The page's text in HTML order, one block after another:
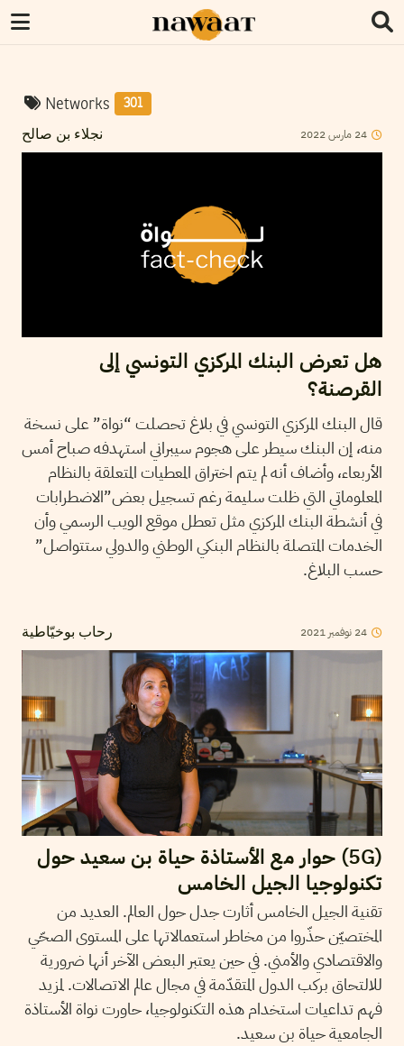
Networks 301
نجلاء بن صالح 24 مارس2022
هل تعرض البنك المركزي التونسي إلى
القرصنة؟
قال البنك المركزي التونسي في بلاغ تحصلت “نواة” على نسخة
منه، إن البنك سيطر على هجوم سيبراني استهدفه صباح أمس
الأربعاء، وأضاف أنه لم يتم اختراق المعطيات المتعلقة بالنظام
المعلوماتي التي ظلت سليمة رغم تسجيل بعض”الاضطرابات
في أنشطة البنك المركزي مثل تعطل موقع الويب الرسمي وأن
الخدمات المتصلة بالنظام البنكي الوطني والدولي ستتواصل”
حسب البلاغ.
رحاب بوخيّاطية 24 نوفمبر 2021
(5G) حوار مع الأستاذة حياة بن سعيد حول
تكنولوجيا الجيل الخامس
تقنية الجيل الخامس أثارت جدل حول العالم. العديد من
المختصيّن حذّروا من مخاطر استعمالاتها على المستوى الصحّي
والاقتصادي والأمني. في حين يعتبر البعض الآخر أنها ضرورية
للالتحاق بركب الدول المتقدّمة في مجال عالم الاتصالات. لمزيد
فهم تداعيات استخدام هذه التكنولوجيا، حاورت نواة الأستاذة
الجامعية حياة بن سعيد.